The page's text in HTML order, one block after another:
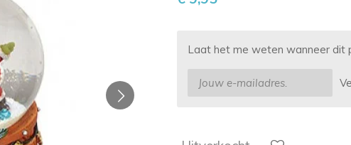
Laat het me weten wanneer dit